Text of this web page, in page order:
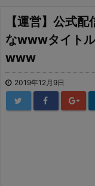
【運営】公式
なwwwタイト
www
2019年12月9日